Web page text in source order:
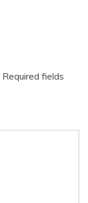
Required fields